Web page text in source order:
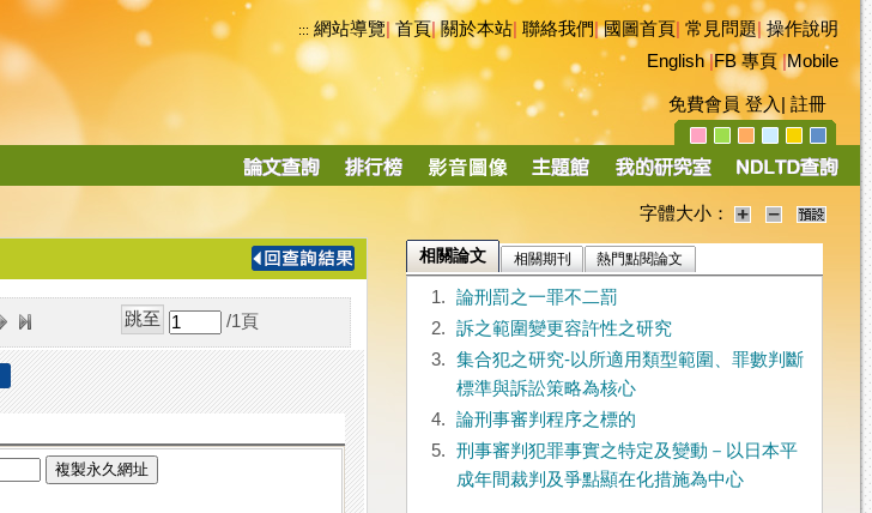
::: 網站導覽|首頁|關於本站 聯絡我們|國圖首頁 常見問題|操作說明
English|FB 專頁|Mobile
免費會員 登入 註冊
導
字體大小：
/1 頁
複製永久網址
相關論文 相關期刊 熱門點閱論文
1.
論刑罰之一罪不二罰
2.
訴之範圍變更容許性之研究
3.
集合犯之研究-以所適用類型範圍、罪數判斷
標準與訴訟策略為核心
4.
論刑事審判程序之標的
5.
刑事審判犯罪事實之特定及變動－以日本平
成年間裁判及爭點顯在化措施為中心